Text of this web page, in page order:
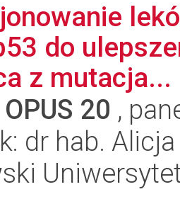
do
z mutacja...
OPUS 20 ,
dr hab.